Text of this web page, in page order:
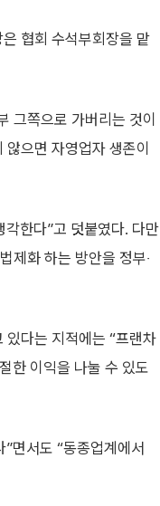
협회 수석부회장을 맡
그쪽으로 가버리는 것이
으면 자영업자 생존이
한다”고 덧붙였다. 다만
제화 하는 방안을 정부‧
다는 지적에는 “프랜차
한 이익을 나눌 수 있도
면서도 “동종업계에서